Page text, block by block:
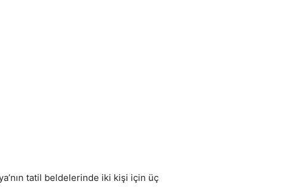
tatil beldelerinde iki kişi için üç